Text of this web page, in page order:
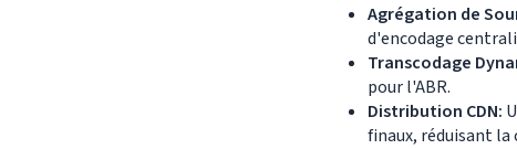
Agrégation de
d'encodage
Transcodage
pour l'ABR.
Distribution CDN:
finaux, réduisant la